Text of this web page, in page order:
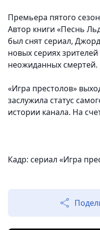
Премьера пятого
Автор книги «Песнь
был снят сериал,
новых сериях
неожиданных смертей.
«Игра престолов»
заслужила статус
истории канала. На
Кадр: сериал «Игра